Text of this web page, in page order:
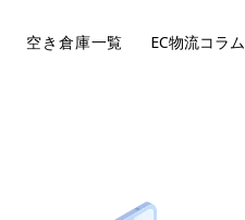
空き倉庫一覧 EC物流コラム